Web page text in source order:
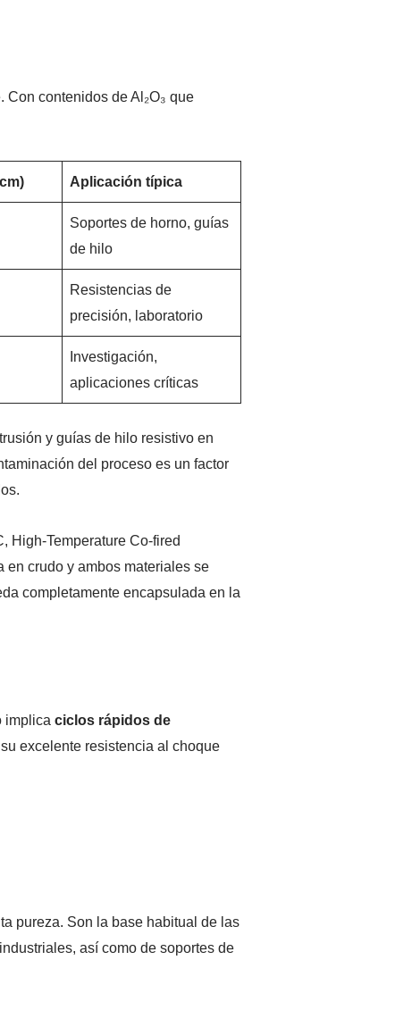
contenidos de Al₂O₃ que
Aplicación típica
Soportes de horno, guías
de hilo
Resistencias de
precisión, laboratorio
Investigación,
aplicaciones críticas
y guías de hilo resistivo en
del proceso es un factor
High-Temperature Co-fired
en crudo y ambos materiales se
completamente encapsulada en la
implica ciclos rápidos de
excelente resistencia al choque
pureza. Son la base habitual de las
así como de soportes de